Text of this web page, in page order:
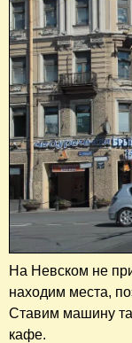
На Невском не
находим места,
Ставим машину
кафе.